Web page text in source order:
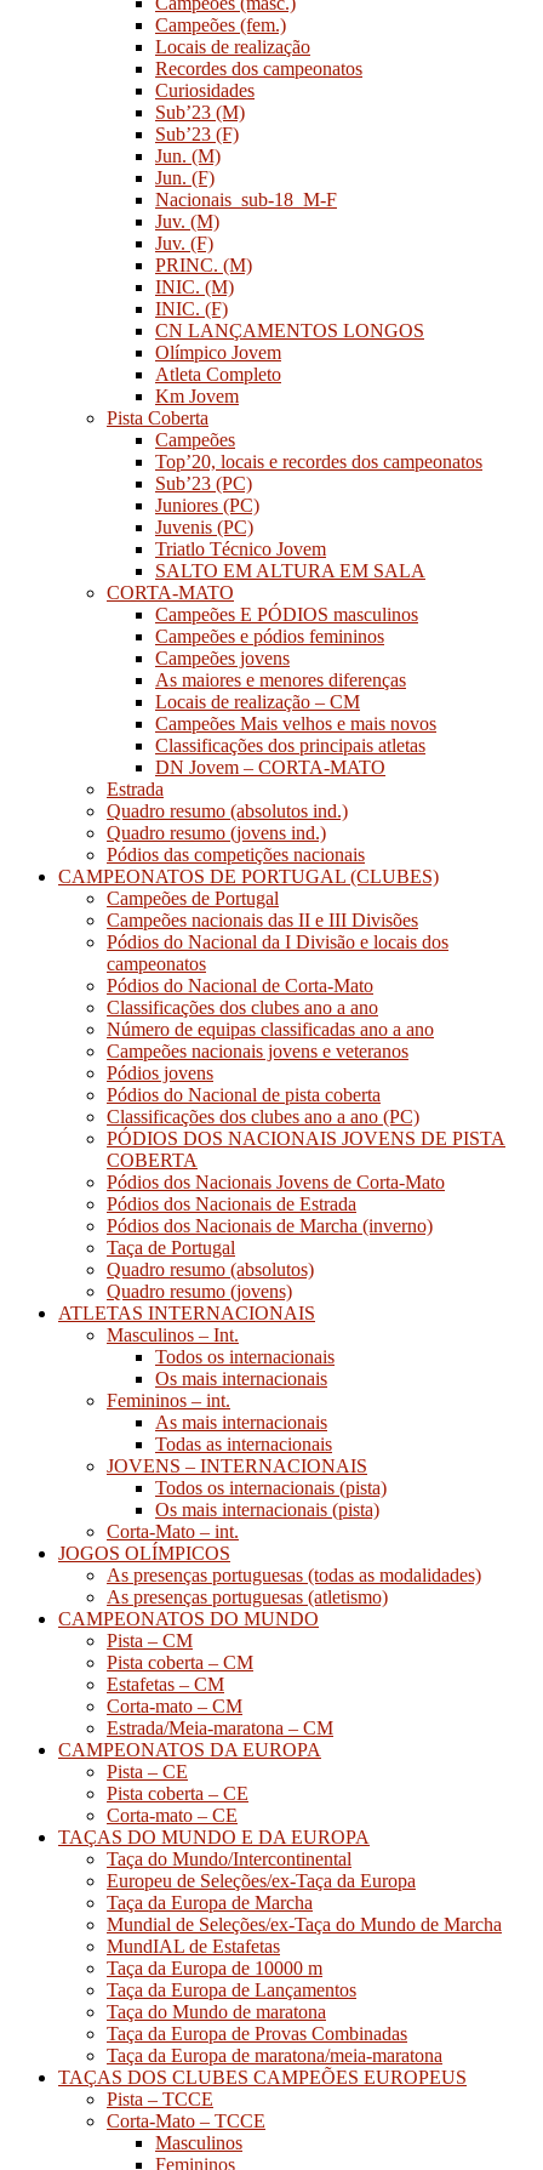
Campeões (fem.)
Locais de realização
Recordes dos campeonatos
Curiosidades
Sub’23 (M)
Sub’23 (F)
Jun. (M)
Jun. (F)
Nacionais_sub-18_M-F
Juv. (M)
Juv. (F)
PRINC. (M)
INIC. (M)
INIC. (F)
CN LANÇAMENTOS LONGOS
Olímpico Jovem
Atleta Completo
Km Jovem
Pista Coberta
Campeões
Top’20, locais e recordes dos campeonatos
Sub’23 (PC)
Juniores (PC)
Juvenis (PC)
Triatlo Técnico Jovem
SALTO EM ALTURA EM SALA
CORTA-MATO
Campeões E PÓDIOS masculinos
Campeões e pódios femininos
Campeões jovens
As maiores e menores diferenças
Locais de realização – CM
Campeões Mais velhos e mais novos
Classificações dos principais atletas
DN Jovem – CORTA-MATO
Estrada
Quadro resumo (absolutos ind.)
Quadro resumo (jovens ind.)
Pódios das competições nacionais
CAMPEONATOS DE PORTUGAL (CLUBES)
Campeões de Portugal
Campeões nacionais das II e III Divisões
Pódios do Nacional da I Divisão e locais dos
campeonatos
Pódios do Nacional de Corta-Mato
Classificações dos clubes ano a ano
Número de equipas classificadas ano a ano
Campeões nacionais jovens e veteranos
Pódios jovens
Pódios do Nacional de pista coberta
Classificações dos clubes ano a ano (PC)
PÓDIOS DOS NACIONAIS JOVENS DE PISTA
COBERTA
Pódios dos Nacionais Jovens de Corta-Mato
Pódios dos Nacionais de Estrada
Pódios dos Nacionais de Marcha (inverno)
Taça de Portugal
Quadro resumo (absolutos)
Quadro resumo (jovens)
ATLETAS INTERNACIONAIS
Masculinos – Int.
Todos os internacionais
Os mais internacionais
Femininos – int.
As mais internacionais
Todas as internacionais
JOVENS – INTERNACIONAIS
Todos os internacionais (pista)
Os mais internacionais (pista)
Corta-Mato – int.
JOGOS OLÍMPICOS
As presenças portuguesas (todas as modalidades)
As presenças portuguesas (atletismo)
CAMPEONATOS DO MUNDO
Pista – CM
Pista coberta – CM
Estafetas – CM
Corta-mato – CM
Estrada/Meia-maratona – CM
CAMPEONATOS DA EUROPA
Pista – CE
Pista coberta – CE
Corta-mato – CE
TAÇAS DO MUNDO E DA EUROPA
Taça do Mundo/Intercontinental
Europeu de Seleções/ex-Taça da Europa
Taça da Europa de Marcha
Mundial de Seleções/ex-Taça do Mundo de Marcha
MundIAL de Estafetas
Taça da Europa de 10000 m
Taça da Europa de Lançamentos
Taça do Mundo de maratona
Taça da Europa de Provas Combinadas
Taça da Europa de maratona/meia-maratona
TAÇAS DOS CLUBES CAMPEÕES EUROPEUS
Pista – TCCE
Corta-Mato – TCCE
Masculinos
Femininos